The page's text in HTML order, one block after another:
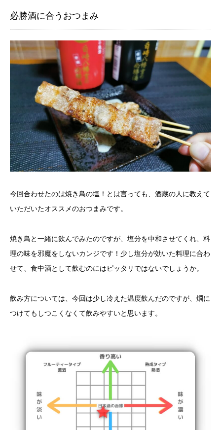
必勝酒に合うおつまみ
今回合わせたのは焼き鳥の塩！とは言っても、酒蔵の人に教えて
いただいたオススメのおつまみです。
焼き鳥と一緒に飲んでみたのですが、塩分を中和させてくれ、料
理の味を邪魔をしないカンジです！少し塩分が効いた料理に合わ
せて、食中酒として飲むのにはピッタリではないでしょうか。
飲み方については、今回は少し冷えた温度飲んだのですが、燗に
つけてもしつこくなくて飲みやすいと思います。